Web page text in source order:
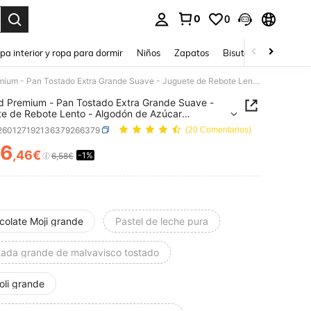
0 0
interior y ropa para dormir Niños Zapatos Bisutería Y
Calidad Premium - Pan Tostado Extra Grande Suave - Juguete de Rebote Lento - Algodón de Azúcar Apretable - Juguete Esponjoso de Pan para Aliviar el Estrés - Ventilación - Suave - Regalo de Cumpleaños - Regalo Festivo - Presente
Premium - Pan Tostado Extra Grande Suave -
de Rebote Lento - Algodón de Azúcar
- Juguete Esponjoso de Pan para Aliviar el
Ventilación - Suave - Regalo de Cumpleaños -
Festivo - Presente
(20 Comentarios)
AND AVAILABILITY
6,46€ 6,58€ -1%
Moji grande Pastel de leche pura
grande de malvavisco tostado
grande